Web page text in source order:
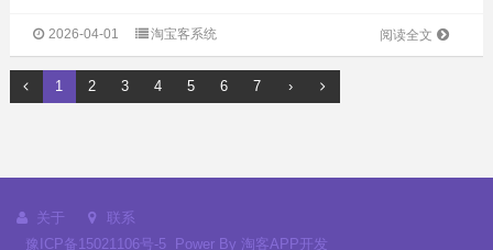
同深入了解。 开发成本：理性考量，性价比为王 开
发淘客APP的成本并非固定不...
阅读全文
2026-04-01 淘宝客系统
1 2 3 4 5 6 7 ›
关于
联系
豫ICP备15021106号-5
Power By 淘客APP开发